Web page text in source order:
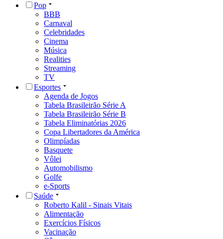
Pop
BBB
Carnaval
Celebridades
Cinema
Música
Realities
Streaming
TV
Esportes
Agenda de Jogos
Tabela Brasileirão Série A
Tabela Brasileirão Série B
Tabela Eliminatórias 2026
Copa Libertadores da América
Olimpíadas
Basquete
Vôlei
Automobilismo
Golfe
e-Sports
Saúde
Roberto Kalil - Sinais Vitais
Alimentação
Exercícios Físicos
Vacinação